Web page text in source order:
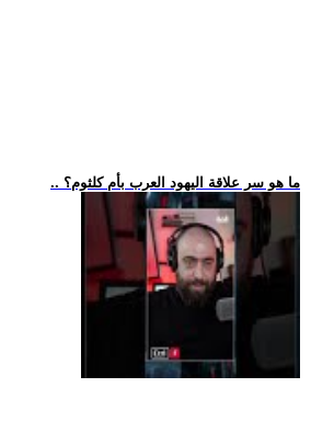
.. ما هو سر علاقة اليهود العرب بأم كلثوم؟